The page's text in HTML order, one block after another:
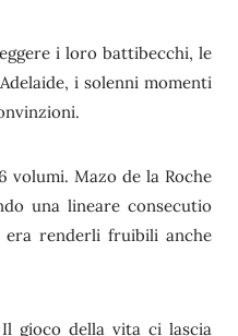
i loro battibecchi, le
i solenni momenti
volumi. Mazo de la Roche
una lineare consecutio
renderli fruibili anche
gioco della vita ci lascia